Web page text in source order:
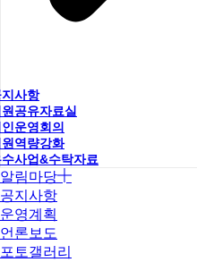
사항
공유자료실
운영회의
역량강화
사업&수탁자료
알림마당
공지사항
운영계획
언론보도
포토갤러리